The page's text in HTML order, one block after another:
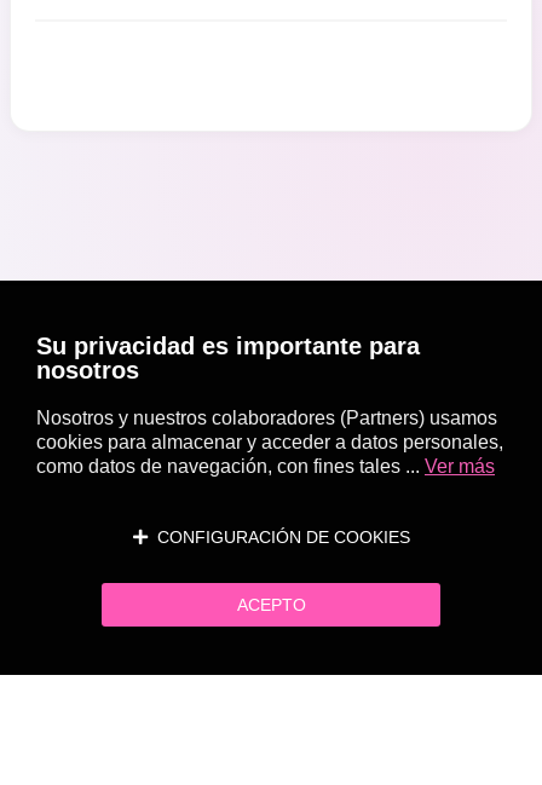
Su privacidad es importante para
nosotros
Nosotros y nuestros colaboradores (Partners) usamos
cookies para almacenar y acceder a datos personales,
como datos de navegación, con fines tales ... Ver más
CONFIGURACIÓN DE COOKIES
ACEPTO